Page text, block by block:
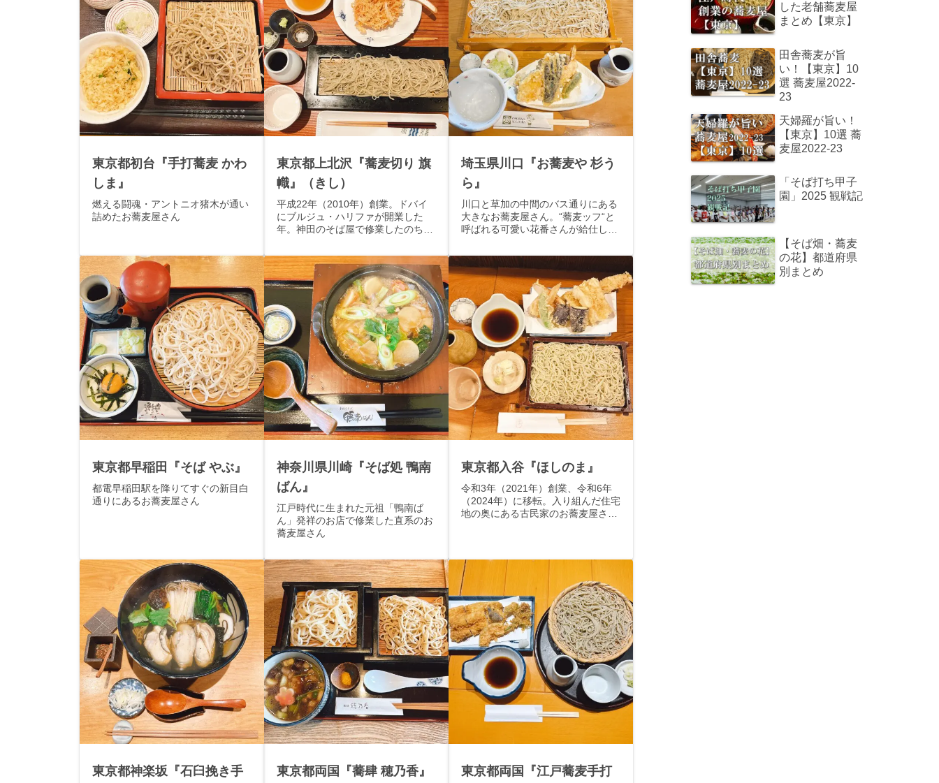
東京都初台『手打蕎麦 かわ
しま』
燃える闘魂・アントニオ猪木が通い
詰めたお蕎麦屋さん
東京都上北沢『蕎麦切り 旗
幟』（きし）
平成22年（2010年）創業。ドバイ
にブルジュ・ハリファが開業した
年。神田のそば屋で修業したのち
埼玉県川口『お蕎麦や 杉う
ら』
川口と草加の中間のバス通りにある
大きなお蕎麦屋さん。“蕎麦ッフ“と
呼ばれる可愛い花番さんが給仕して
東京都早稲田『そば やぶ』
都電早稲田駅を降りてすぐの新目白
通りにあるお蕎麦屋さん
神奈川県川崎『そば処 鴨南
ばん』
江戸時代に生まれた元祖「鴨南ば
ん」発祥のお店で修業した直系のお
蕎麦屋さん
東京都入谷『ほしのま』
令和3年（2021年）創業、令和6年
（2024年）に移転。入り組んだ住宅
地の奥にある古民家のお蕎麦屋さ
東京都神楽坂『石臼挽き手
東京都両国『蕎肆 穂乃香』
東京都両国『江戸蕎麦手打
した老舗蕎麦屋
まとめ【東京】
田舎蕎麦が旨
い！【東京】10
選 蕎麦屋2022-
23
天婦羅が旨い！
【東京】10選 蕎
麦屋2022-23
「そば打ち甲子
園」2025 観戦記
【そば畑・蕎麦
の花】都道府県
別まとめ